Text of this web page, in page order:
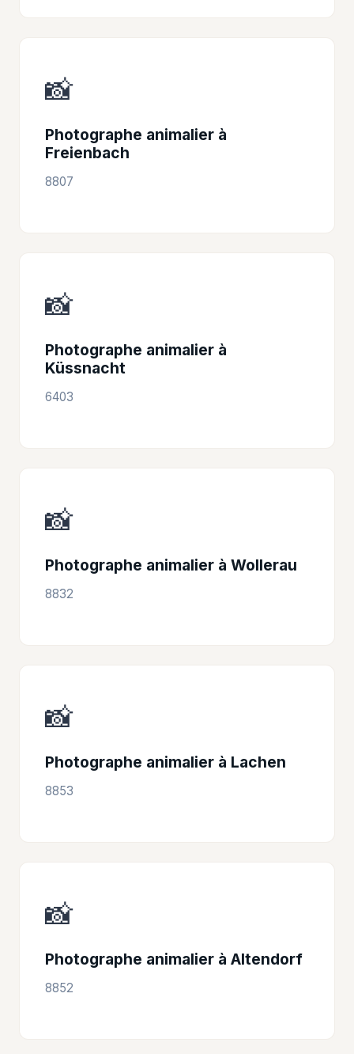
📸
Photographe animalier à
Freienbach
8807
📸
Photographe animalier à
Küssnacht
6403
📸
Photographe animalier à Wollerau
8832
📸
Photographe animalier à Lachen
8853
📸
Photographe animalier à Altendorf
8852